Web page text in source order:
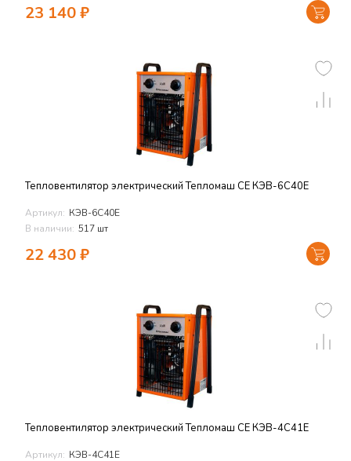
23 140₽
Тепловентилятор электрический Тепломаш СЕ КЭВ-6С40Е
Артикул: КЭВ-6С40Е
В наличии: 517 шт
22 430₽
Тепловентилятор электрический Тепломаш СЕ КЭВ-4С41Е
Артикул: КЭВ-4С41Е